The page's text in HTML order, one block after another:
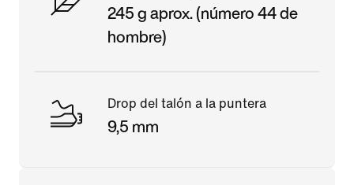
245 g aprox. (número 44 de
hombre)
Drop del talón a la puntera
9,5 mm